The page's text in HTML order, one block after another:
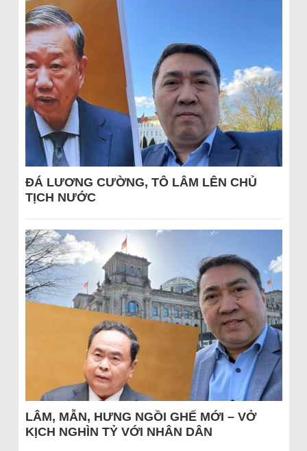
ĐÁ LƯƠNG CƯỜNG, TÔ LÂM LÊN CHỦ
TỊCH NƯỚC
LÂM, MẪN, HƯNG NGỒI GHẾ MỚI – VỞ
KỊCH NGHÌN TỶ VỚI NHÂN DÂN